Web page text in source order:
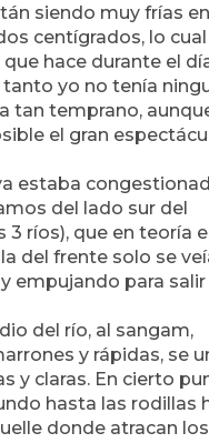
siendo muy frías
centígrados, lo cual
hace durante el
yo no tenía
tan temprano,
el gran
estaba
del lado sur del
ríos), que en teoría
del frente solo se
empujando para salir
del río, al sangam,
y rápidas, se
y claras. En cierto
hasta las rodillas
donde atracan los